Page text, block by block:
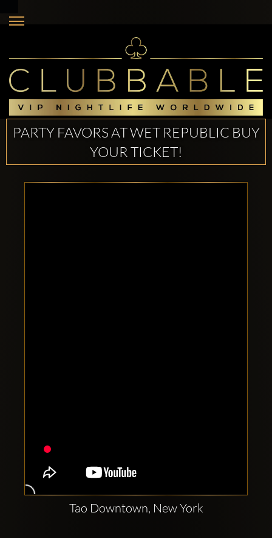
Clubbable:
PARTY FAVORS AT WET REPUBLIC BUY
YOUR TICKET!
Tao Downtown, New York